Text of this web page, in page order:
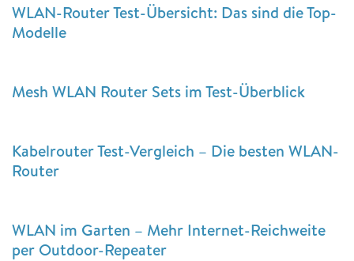
WLAN-Router Test-Übersicht: Das sind die Top-
Modelle
Mesh WLAN Router Sets im Test-Überblick
Kabelrouter Test-Vergleich – Die besten WLAN-
Router
WLAN im Garten – Mehr Internet-Reichweite
per Outdoor-Repeater